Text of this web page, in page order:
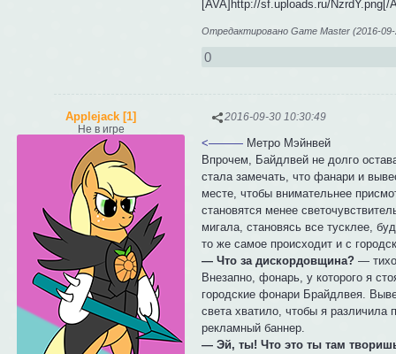
[AVA]http://sf.uploads.ru/
Отредактировано Game Master (2016-09-
0
2016-09-30 10:30:49
Applejack [1]
Не в игре
<——— Метро Мэйнвей
Впрочем, Байдлвей не долго
стала замечать, что фанари и
месте, чтобы внимательнее
становятся менее
мигала, становясь все тусклее,
то же самое происходит и с
— Что за дискордовщина? —
Внезапно, фонарь, у которого я
городские фонари Брайдлвея.
света хватило, чтобы я различила
рекламный баннер.
— Эй, ты! Что это ты там